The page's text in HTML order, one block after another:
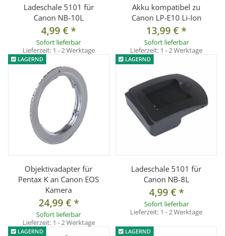
Ladeschale 5101 für
Canon NB-10L
4,99 €*
Sofort lieferbar
Lieferzeit: 1 - 2 Werktage
Akku kompatibel zu
Canon LP-E10 Li-Ion
13,99 €*
Sofort lieferbar
Lieferzeit: 1 - 2 Werktage
LAGERND
Objektivadapter für
Pentax K an Canon EOS
Kamera
24,99 €*
Sofort lieferbar
Lieferzeit: 1 - 2 Werktage
LAGERND
Ladeschale 5101 für
Canon NB-8L
4,99 €*
Sofort lieferbar
Lieferzeit: 1 - 2 Werktage
LAGERND LAGERND